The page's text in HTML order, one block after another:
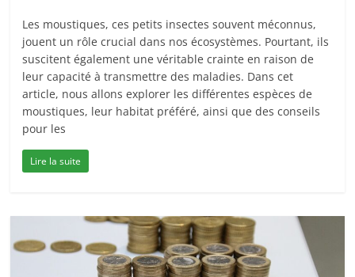
Les moustiques, ces petits insectes souvent méconnus,
jouent un rôle crucial dans nos écosystèmes. Pourtant, ils
suscitent également une véritable crainte en raison de
leur capacité à transmettre des maladies. Dans cet
article, nous allons explorer les différentes espèces de
moustiques, leur habitat préféré, ainsi que des conseils
pour les
Lire la suite